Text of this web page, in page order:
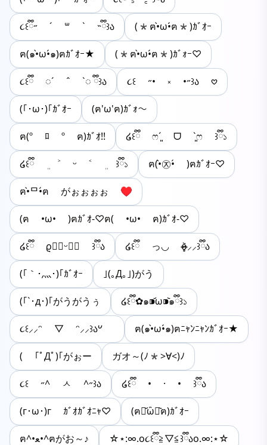
૮꒰ྀི˶ ´ ꒳ ` ˵ྀི꒱ა (*ฅ•̀ω•́ฅ*)ｶﾞｵｰ
ฅ(๑•̀ω•́๑)ฅｶﾞｵｰ★ (*ฅ•̀ω•́ฅ*)ｶﾞｫｰ♡
૮꒰ྀི ◌´ ˆ `◌ ྀི꒱ა ૮꒰ ˶• ༝ •˶꒱ა 𖹭
(｢･ω･)｢ｶﾞｵｰ (ฅ'ω'ฅ)ｶﾞｫ～
ฅ(º ﾛ º ฅ)ｶﾞｵ!! ໒꒰ྀི ෆ´͈ ᗜ `͈ෆ ꒱ྀི১
໒꒰ྀི ܸ ˃ ᵕ ˂ ܸ ꒱ྀི১ ฅ(•̀㉨•́ )ฅｶﾞｵｰ♡
ฅ•̀ᄆ•́ฅ がぉぉぉぉ ♥
(ฅ •ω• )ฅｶﾞｵ-♡ฅ( •ω• ฅ)ｶﾞｵ-♡
໒꒰ྀི ϱ॔﹏ᵕ๑॓ ꒱ྀིა ໒꒰ྀི っ◡ o̴̶̷̥᷅⸝⸝꒱ྀིა
(｢｀･灬･)｢ｶﾞｵｰ ｣(｡Д｡｣)がう
(｢`･д･)｢がうがうぅ ໒꒰ྀི✿๑⁍᷄ω⁍᷅๑ྀི꒱১
ฅ(๑•̀ω•́๑)ฅﾆｬﾝﾆｬﾝｶﾞｵｰ★
( ｢ﾟДﾟ)｢がぉー ガオ～(ﾉ*>∀<)ﾉ
૮꒰ ˶^ ㅅ ^˶꒱ა ໒꒰ྀི • · • ꒱ྀིა
(г･ω･)г ｶﾞｵｶﾞｵﾆｬ♡ (ฅ･᷄ὢ･᷅ฅ)ｶﾞｵｰ
ฅ^•ﻌ•^ฅがお～♪ ☆⋆:∞.o૮꒰ྀི≧▽≦꒱ྀིაo.∞:⋆☆